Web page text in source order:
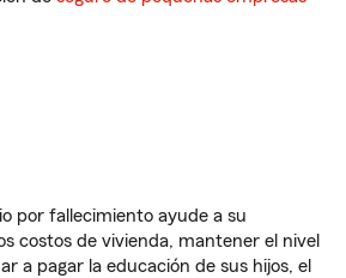
por fallecimiento ayude a su
costos de vivienda, mantener el nivel
a pagar la educación de sus hijos, el